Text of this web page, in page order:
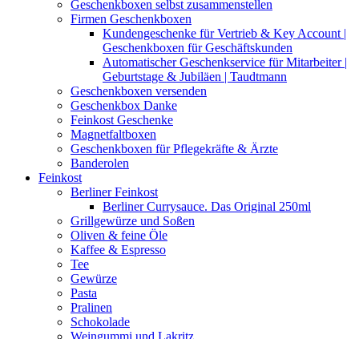
Geschenkboxen selbst zusammenstellen
Firmen Geschenkboxen
Kundengeschenke für Vertrieb & Key Account |
Geschenkboxen für Geschäftskunden
Automatischer Geschenkservice für Mitarbeiter |
Geburtstage & Jubiläen | Taudtmann
Geschenkboxen versenden
Geschenkbox Danke
Feinkost Geschenke
Magnetfaltboxen
Geschenkboxen für Pflegekräfte & Ärzte
Banderolen
Feinkost
Berliner Feinkost
Berliner Currysauce. Das Original 250ml
Grillgewürze und Soßen
Oliven & feine Öle
Kaffee & Espresso
Tee
Gewürze
Pasta
Pralinen
Schokolade
Weingummi und Lakritz